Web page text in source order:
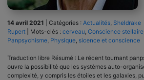
14 avril 2021 Catégories : Actualités, Sheldrake
Rupert
Mots-clés : cerveau, Conscience stellaire
Panpsychisme, Physique, sicence et conscience
Traduction libre Résumé : Le récent tournant
ouvre la possibilité que les systèmes auto-
complexité, y compris les étoiles et les galaxies,